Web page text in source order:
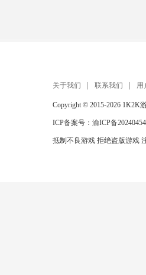
关于我们 联系我们 用
Copyright © 2015-2026 1K2K
ICP备案号： 渝ICP备
抵制不良游戏 拒绝盗版游戏